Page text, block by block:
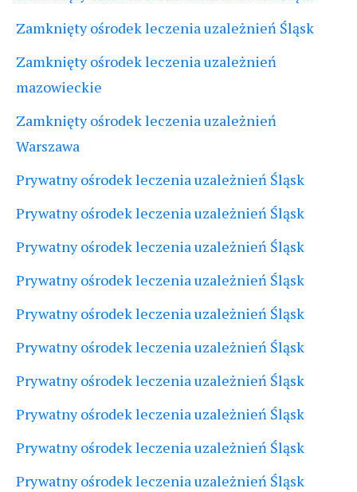
Zamknięty ośrodek leczenia uzależnień Śląsk
Zamknięty ośrodek leczenia uzależnień
mazowieckie
Zamknięty ośrodek leczenia uzależnień
Warszawa
Prywatny ośrodek leczenia uzależnień Śląsk
Prywatny ośrodek leczenia uzależnień Śląsk
Prywatny ośrodek leczenia uzależnień Śląsk
Prywatny ośrodek leczenia uzależnień Śląsk
Prywatny ośrodek leczenia uzależnień Śląsk
Prywatny ośrodek leczenia uzależnień Śląsk
Prywatny ośrodek leczenia uzależnień Śląsk
Prywatny ośrodek leczenia uzależnień Śląsk
Prywatny ośrodek leczenia uzależnień Śląsk
Prywatny ośrodek leczenia uzależnień Śląsk